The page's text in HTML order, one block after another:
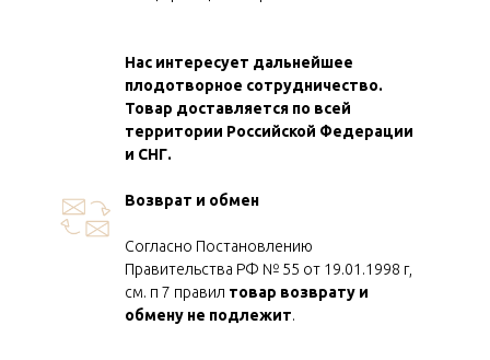
можете сделать заказ в
Фото каталог высылаем
Заказы со склада в
от 50 т.р.
Нас интересует дальнейшее
плодотворное сотрудничество.
Товар доставляется по всей
территории Российской Федерации
и СНГ.
Возврат и обмен
Согласно Постановлению
Правительства РФ № 55 от 19.01.1998 г,
см. п 7 правил товар возврату и
обмену не подлежит.